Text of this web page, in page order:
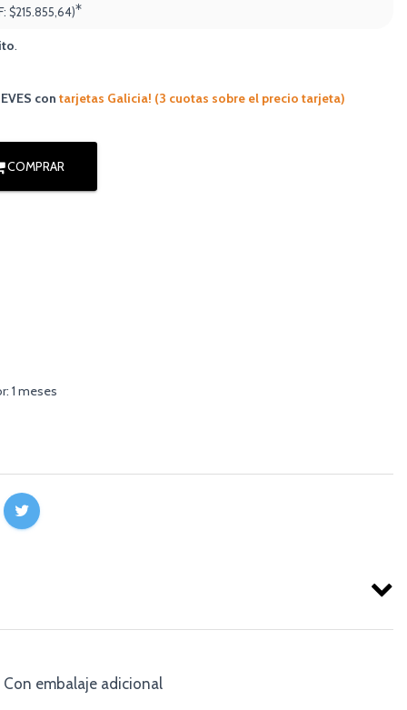
$215.855,64)*
.
con tarjetas Galicia! (3 cuotas sobre el precio tarjeta)
COMPRAR
1 meses
Con embalaje adicional